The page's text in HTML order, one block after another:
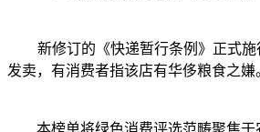
新修订的《快递暂行条例》正式施
发卖，有消费者指该店有华侈粮食之